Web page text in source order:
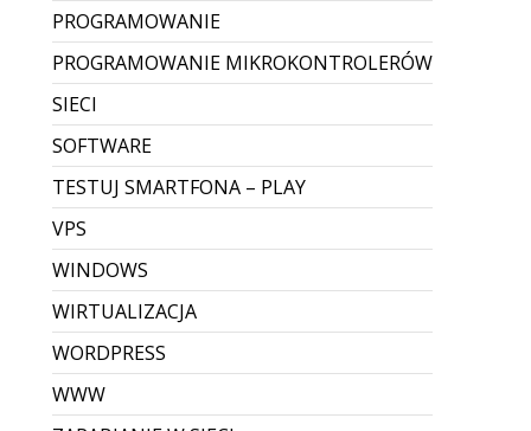
PROGRAMOWANIE
PROGRAMOWANIE MIKROKONTROLERÓW
SIECI
SOFTWARE
TESTUJ SMARTFONA – PLAY
VPS
WINDOWS
WIRTUALIZACJA
WORDPRESS
WWW